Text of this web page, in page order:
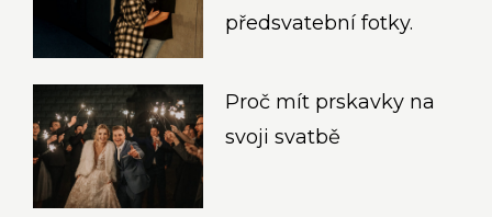
předsvatební fotky.​
Proč mít prskavky na
svoji svatbě